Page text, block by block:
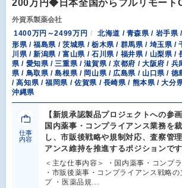
200万円◆日本全国からフルリモート
外資系製薬会社
1400万円～2499万円
北海道 / 青森県 / 岩手県
形県 / 福島県 / 茨城県 / 栃木県 / 群馬県 / 埼玉県 /
川県 / 新潟県 / 富山県 / 石川県 / 福井県 / 山梨県 /
県 / 愛知県 / 三重県 / 滋賀県 / 京都府 / 大阪府 / 兵
県 / 鳥取県 / 島根県 / 岡山県 / 広島県 / 山口県 / 徳
/ 高知県 / 福岡県 / 佐賀県 / 長崎県 / 熊本県 / 大分
沖縄県
仕事
内容
【新規承認製品プロジェクトへの参
国内薬事・コンプライアンス業務を
し、市販後戦略や規制対応、査察管
アンス維持を推進するポジションです
＜主な仕事内容＞ ・国内薬事・コンプ
・市販後薬事・コンプライアンス戦略
プ ・医薬品規…